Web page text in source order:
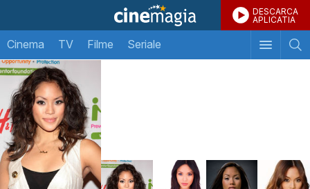
DESCARCA
APLICATIA
Cinema TV Filme Seriale